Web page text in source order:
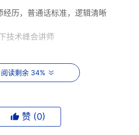
经历，普通话标准，逻辑清晰
技术峰会讲师
品牌，旗下拥有至少一名符合资格的
下授课经验，课件内容受到学员好
阅读剩余 34%
赞 (0)